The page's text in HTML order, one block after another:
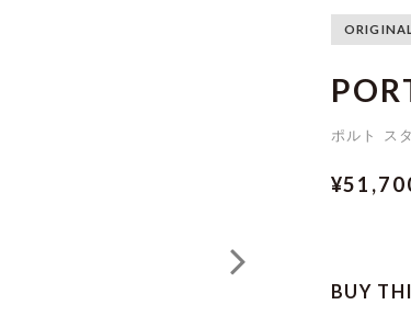
ポルト ス
BUY